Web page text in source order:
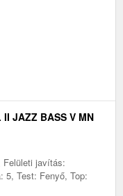
II JAZZ BASS V MN
javítás:
5, Test: Fenyő, Top: